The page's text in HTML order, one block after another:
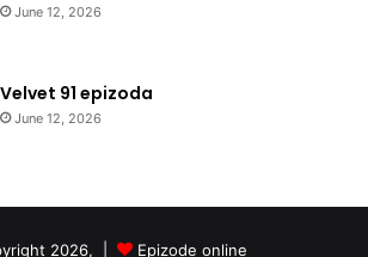
June 12, 2026
Velvet 91 epizoda
June 12, 2026
2026, | Epizode online